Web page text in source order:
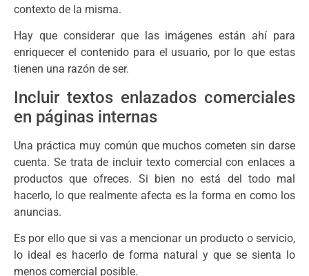
contexto de la misma.
Hay que considerar que las imágenes están ahí para
enriquecer el contenido para el usuario, por lo que estas
tienen una razón de ser.
Incluir textos enlazados comerciales
en páginas internas
Una práctica muy común que muchos cometen sin darse
cuenta. Se trata de incluir texto comercial con enlaces a
productos que ofreces. Si bien no está del todo mal
hacerlo, lo que realmente afecta es la forma en como los
anuncias.
Es por ello que si vas a mencionar un producto o servicio,
lo ideal es hacerlo de forma natural y que se sienta lo
menos comercial posible.